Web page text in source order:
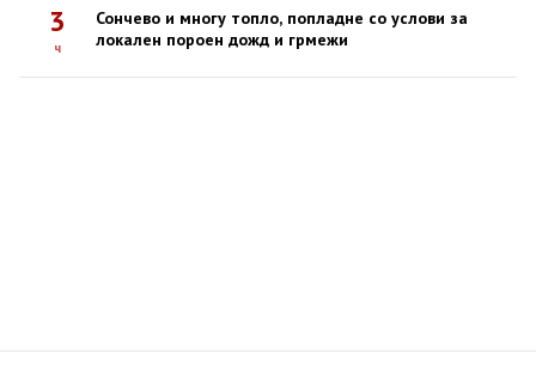
3
ч
Сончево и многу топло, попладне со услови за
локален пороен дожд и грмежи